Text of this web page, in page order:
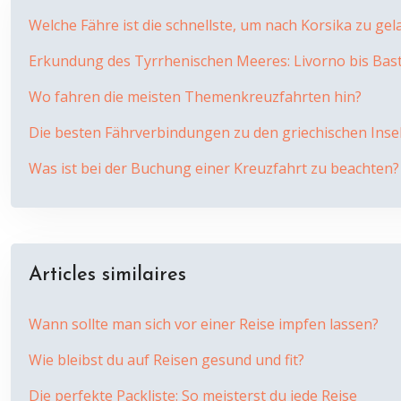
Welche Fähre ist die schnellste, um nach Korsika zu
Erkundung des Tyrrhenischen Meeres: Livorno bis
Wo fahren die meisten Themenkreuzfahrten hin?
Die besten Fährverbindungen zu den griechischen
Was ist bei der Buchung einer Kreuzfahrt zu beachten?
Articles similaires
Wann sollte man sich vor einer Reise impfen lassen?
Wie bleibst du auf Reisen gesund und fit?
Die perfekte Packliste: So meisterst du jede Reise